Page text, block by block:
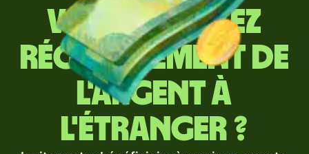
Vous envoyez
régulièrement de
l'argent à
l'étranger ?